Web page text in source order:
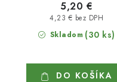
Skladom (30 ks)
4,23 € bez DPH
5,20 €
DO KOŠÍKA